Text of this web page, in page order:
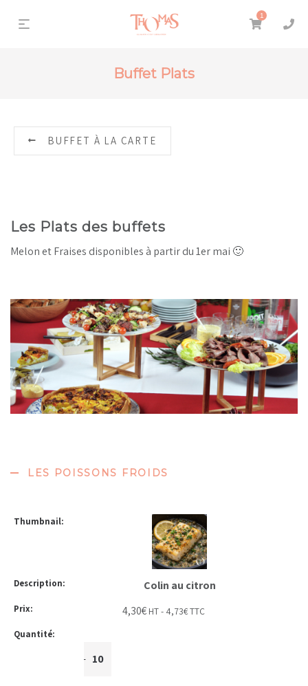
1
Buffet Plats
BUFFET À LA CARTE
Les Plats des buffets
Melon et Fraises disponibles à partir du 1er mai 🙂
LES POISSONS FROIDS
Colin au citron
4,30€ HT - 4,73€TTC
+